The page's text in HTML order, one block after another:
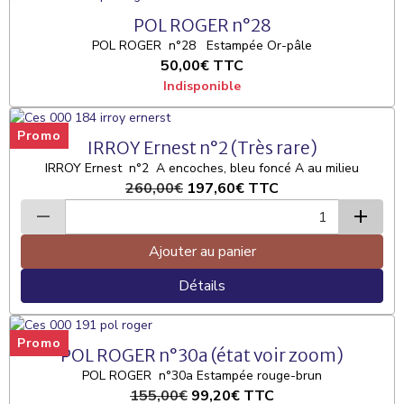
POL ROGER n°28
POL ROGER n°28 Estampée Or-pâle
50,00€ TTC
Indisponible
Promo
IRROY Ernest n°2 (Très rare)
IRROY Ernest n°2 A encoches, bleu foncé A au milieu
260,00€ 197,60€ TTC
Ajouter au panier
Détails
Promo
POL ROGER n°30a (état voir zoom)
POL ROGER n°30a Estampée rouge-brun
155,00€ 99,20€ TTC